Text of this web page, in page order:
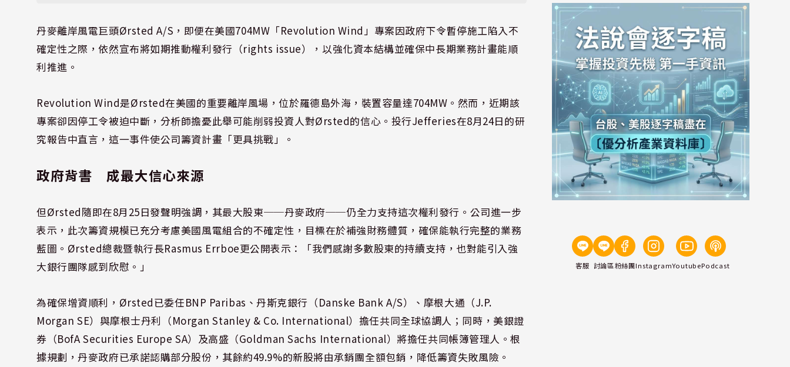
丹麥離岸風電巨頭Ørsted A/S，即便在美國704MW「Revolution Wind」專案因政府下令暫停施工陷入不
確定性之際，依然宣布將如期推動權利發行（rights issue），以強化資本結構並確保中長期業務計畫能順
利推進。
Revolution Wind是Ørsted在美國的重要離岸風場，位於羅德島外海，裝置容量達704MW。然而，近期該
專案卻因停工令被迫中斷，分析師擔憂此舉可能削弱投資人對Ørsted的信心。投行Jefferies在8月24日的研
究報告中直言，這一事件使公司籌資計畫「更具挑戰」。
政府背書 成最大信心來源
但Ørsted隨即在8月25日發聲明強調，其最大股東──丹麥政府──仍全力支持這次權利發行。公司進一步
表示，此次籌資規模已充分考慮美國風電組合的不確定性，目標在於補強財務體質，確保能執行完整的業務
藍圖。Ørsted總裁暨執行長Rasmus Errboe更公開表示：「我們感謝多數股東的持續支持，也對能引入強
大銀行團隊感到欣慰。」
為確保增資順利，Ørsted已委任BNP Paribas、丹斯克銀行（Danske Bank A/S）、摩根大通（J.P.
Morgan SE）與摩根士丹利（Morgan Stanley & Co. International）擔任共同全球協調人；同時，美銀證
券（BofA Securities Europe SA）及高盛（Goldman Sachs International）將擔任共同帳簿管理人。根
據規劃，丹麥政府已承諾認購部分股份，其餘約49.9%的新股將由承銷團全額包銷，降低籌資失敗風險。
客服 討論區粉絲團InstagramYoutubePodcast